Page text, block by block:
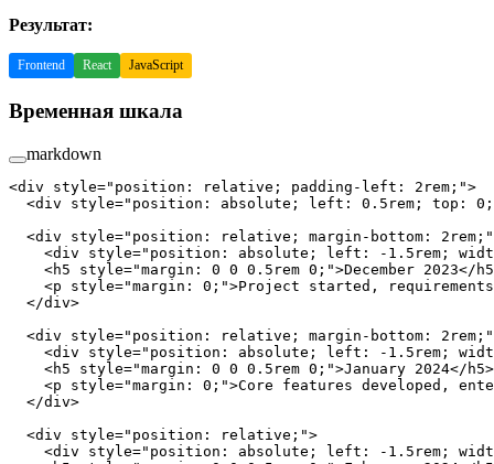
Результат:
Frontend React JavaScript
Временная шкала
markdown
<div style="position: relative; padding-left: 2rem;">
  <
div style="position: absolute; left: 0.5rem; top: 0;
  <
div style="position: relative; margin-bottom: 2rem;"
    <
div style="position: absolute; left: -1.5rem;
    <
h5 style="margin: 0 0 0.5rem 0;">December 2023</ h5
    <
p style="margin: 0;">Project started,
  </
div>
  <
div style="position: relative; margin-bottom: 2rem;"
    <
div style="position: absolute; left: -1.5rem;
    <
h5 style="margin: 0 0 0.5rem 0;">January 2024</ h5>
    <
p style="margin: 0;">Core features developed,
  </
div>
  <
div style="position: relative;">
    <
div style="position: absolute; left: -1.5rem;